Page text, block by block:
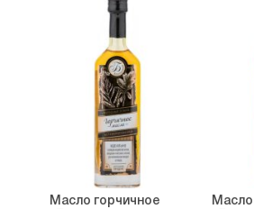
Масло горчичное
Масло